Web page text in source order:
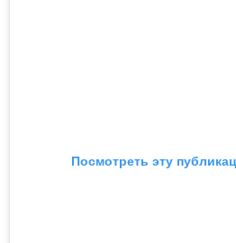
Посмотреть эту